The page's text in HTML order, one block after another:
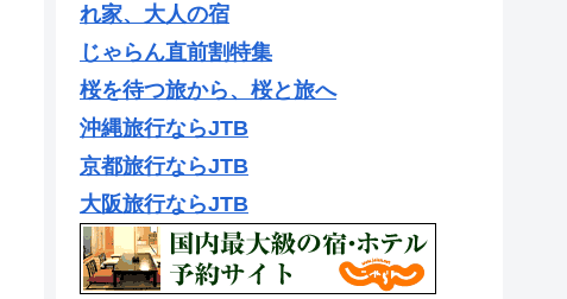
れ家、大人の宿
じゃらん直前割特集
桜を待つ旅から、桜と旅へ
沖縄旅行ならJTB
京都旅行ならJTB
大阪旅行ならJTB